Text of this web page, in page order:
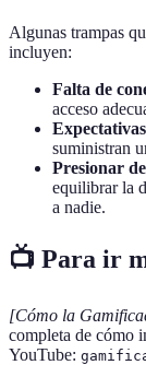
Algunas trampas
incluyen:
Falta de
acceso
suministran
Presionar
equilibrar la
a nadie.
📺 Para ir
[Cómo la
completa de cómo
YouTube: